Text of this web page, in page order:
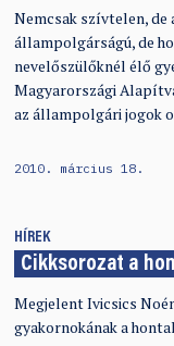
Nemcsak szívtelen, de
állampolgárságú, de
nevelőszülőknél élő
Magyarországi
az állampolgári jogok
2010. március 18.
HÍREK
Cikksorozat a
Megjelent Ivicsics
gyakornokának a